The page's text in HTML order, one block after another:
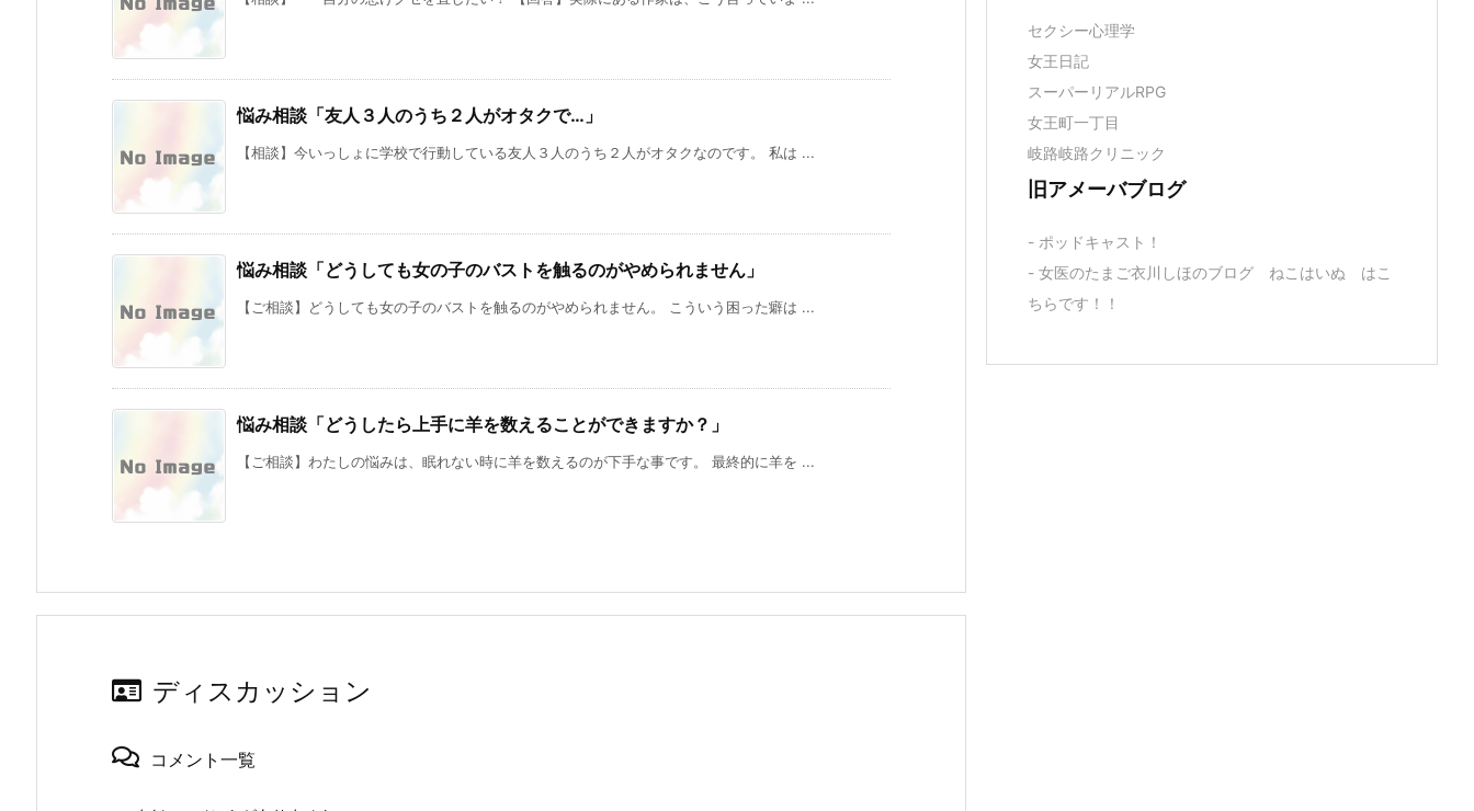
悩み相談「友人３人のうち２人がオタクで…」
【相談】今いっしょに学校で行動している友人３人のうち２人がオタクなのです。 私は ...
悩み相談「どうしても女の子のバストを触るのがやめられません」
【ご相談】どうしても女の子のバストを触るのがやめられません。 こういう困った癖は ...
悩み相談「どうしたら上手に羊を数えることができますか？」
【ご相談】わたしの悩みは、眠れない時に羊を数えるのが下手な事です。 最終的に羊を ...
ディスカッション
コメント一覧
セクシー心理学
女王日記
スーパーリアルRPG
女王町一丁目
岐路岐路クリニック
旧アメーバブログ
- ポッドキャスト！
- 女医のたまご衣川しほのブログ ねこはいぬ はこ
ちらです！！